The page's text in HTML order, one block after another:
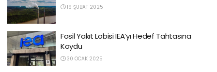
19 ŞUBAT 2025
Fosil Yakıt Lobisi IEA’yı Hedef Tahtasına
Koydu
30 OCAK 2025